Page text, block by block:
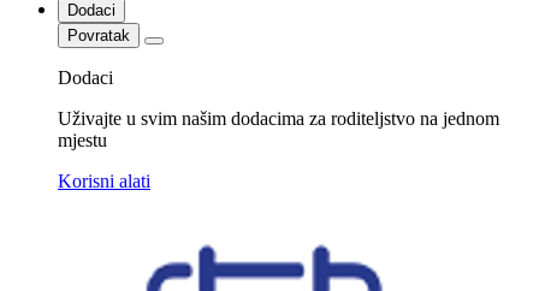
Dodaci
Povratak
Dodaci
Uživajte u svim našim dodacima za roditeljstvo na jednom
mjestu
Korisni alati